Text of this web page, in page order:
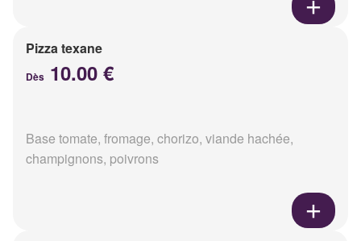
Pizza texane
Dès 10.00 €
Base tomate, fromage, chorizo, viande hachée,
champignons, poivrons